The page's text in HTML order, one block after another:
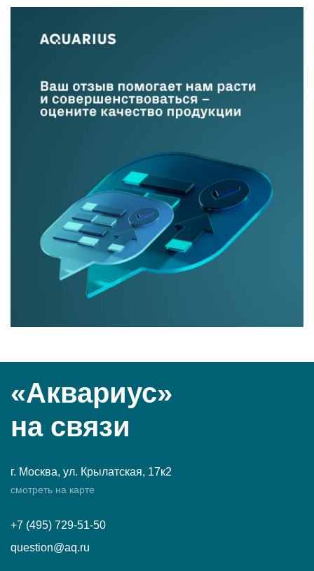
«Аквариус»
на связи
г. Москва, ул. Крылатская, 17к2
смотреть на карте
+7 (495) 729-51-50
question@aq.ru